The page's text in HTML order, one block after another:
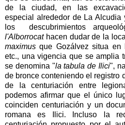
de la ciudad, en las
especial alrededor de La
los descubrimientos
l'Alborrocat hacen dudar de la
maximus que Gozálvez situa en
etc., una vigencia que se amplia
se denomina "la tabula de Ilici",
de bronce conteniendo el registro
de la centuriación entre
podemos afirmar que el único
coinciden centuriación y un
romana es Ilici. Incluso la